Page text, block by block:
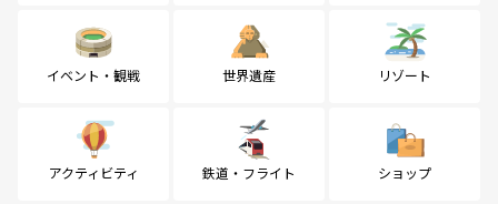
イベント・観戦 世界遺産 リゾート
アクティビティ 鉄道・フライト ショップ